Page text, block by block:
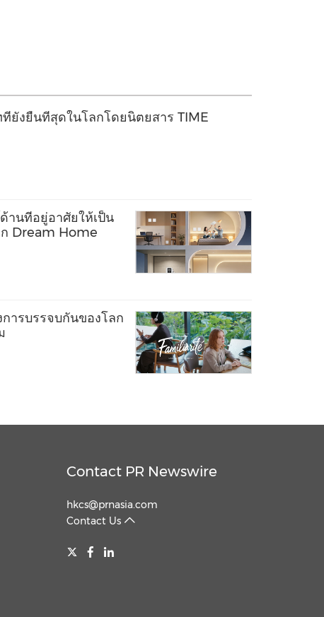
ยั่งยืนที่สุดในโลกโดยนิตยสาร TIME
นที่อยู่อาศัยให้เป็น
Dream Home
ารบรรจบกันของโลก
Contact PR Newswire
hkcs@prnasia.com
Contact Us